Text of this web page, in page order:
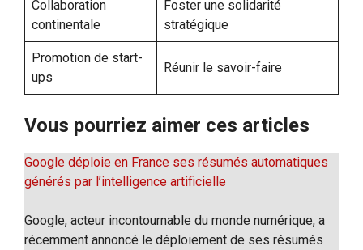
Collaboration
continentale
Foster une solidarité
stratégique
Promotion de start-
ups
Réunir le savoir-faire
Vous pourriez aimer ces articles
Google déploie en France ses résumés automatiques
générés par l’intelligence artificielle
Google, acteur incontournable du monde numérique, a
récemment annoncé le déploiement de ses résumés